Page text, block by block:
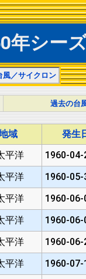
年シー
風／サイクロン
過去の台
域
発生
平洋
1960-04-
平洋
1960-05-
平洋
1960-06-
平洋
1960-06-
平洋
1960-06-
平洋
1960-07-